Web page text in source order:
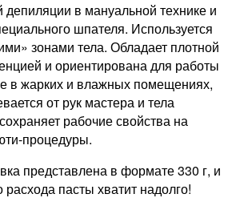
депиляции в мануальной технике и
шпателя. Используется
зонами тела. Обладает плотной
и ориентирована для работы
в жарких и влажных помещениях,
от рук мастера и тела
рабочие свойства на
процедуры.
представлена в формате 330 г, и
расхода пасты хватит надолго!